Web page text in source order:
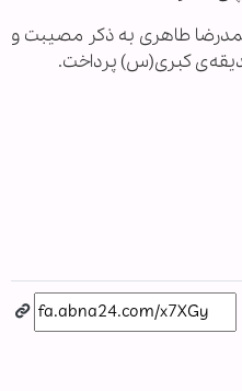
طاهری به ذکر مصیبت و
کبری(س) پرداخت.